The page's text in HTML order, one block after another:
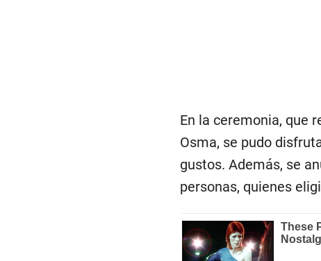
En la ceremonia, que
Osma, se pudo
gustos. Además, se
personas, quienes